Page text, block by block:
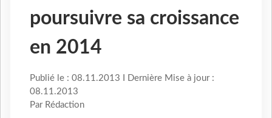
poursuivre sa croissance
en 2014
Publié le : 08.11.2013 I Dernière Mise à jour :
08.11.2013
Par Rédaction